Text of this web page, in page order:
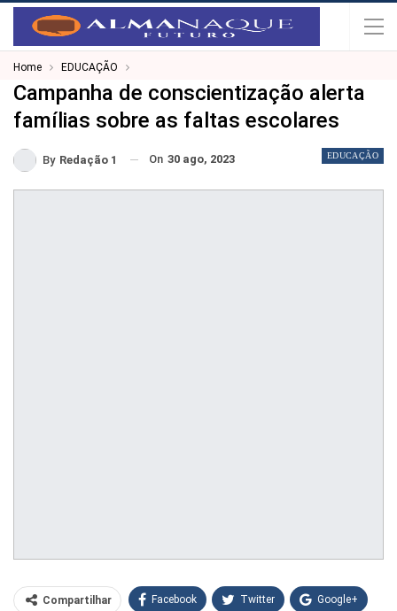
Home EDUCAÇÃO
Campanha de conscientização alerta
famílias sobre as faltas escolares
EDUCAÇÃO
By Redação 1 On 30 ago, 2023
Compartilhar Facebook Twitter Google+